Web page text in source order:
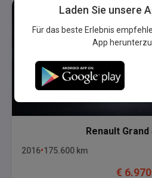
Renault
2016 175.600 km
€ 6.970
Laden Sie unsere
Für das beste Erlebnis
App